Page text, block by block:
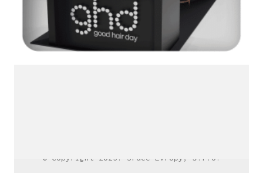
© Copyright 2025. Srdce Evropy, s.r.o.